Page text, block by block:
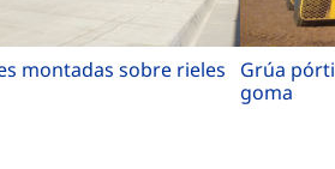
montadas sobre rieles
Grúa
goma